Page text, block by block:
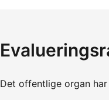
Det offentlige organ